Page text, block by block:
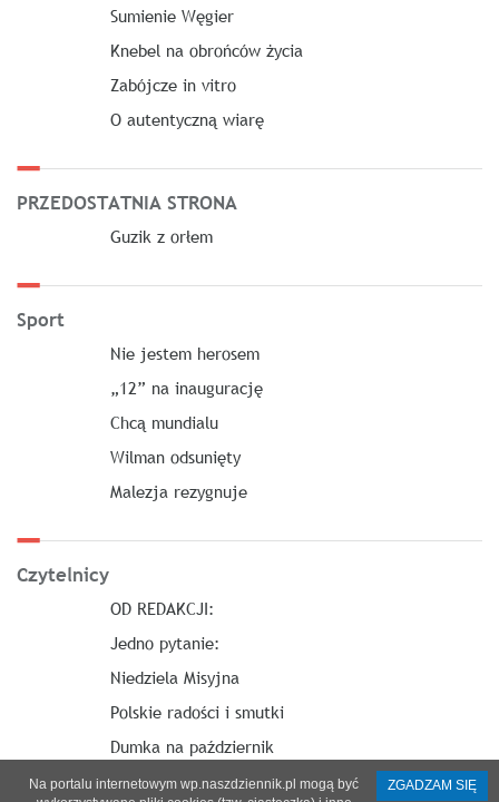
Sumienie Węgier
Knebel na obrońców życia
Zabójcze in vitro
O autentyczną wiarę
PRZEDOSTATNIA STRONA
Guzik z orłem
Sport
Nie jestem herosem
„12” na inaugurację
Chcą mundialu
Wilman odsunięty
Malezja rezygnuje
Czytelnicy
OD REDAKCJI:
Jedno pytanie:
Niedziela Misyjna
Polskie radości i smutki
Dumka na październik
Na portalu internetowym wp.naszdziennik.pl mogą być
ZGADZAM SIĘ